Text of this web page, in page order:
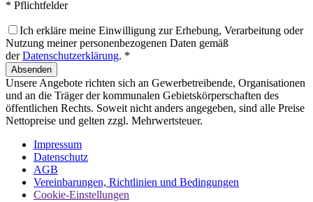
* Pflichtfelder
Ich erkläre meine Einwilligung zur Erhebung, Verarbeitung oder
Nutzung meiner personenbezogenen Daten gemäß
derDatenschutzerklärung. *
Absenden
Unsere Angebote richten sich an Gewerbetreibende, Organisationen
und an die Träger der kommunalen Gebietskörperschaften des
öffentlichen Rechts. Soweit nicht anders angegeben, sind alle Preise
Nettopreise und gelten zzgl. Mehrwertsteuer.
Impressum
Datenschutz
AGB
Vereinbarungen, Richtlinien und Bedingungen
Cookie-Einstellungen